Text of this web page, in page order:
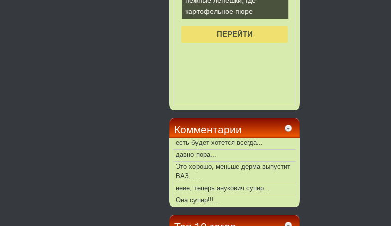
Комментарии
есть будет хотется всегда...
давно пора...
Это хорошо, меньше дерма выпустит
ВАЗ......
неее, теперь янукович супер...
Она супер!!!...